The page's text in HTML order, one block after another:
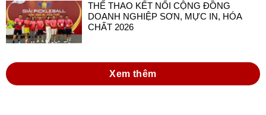
THỂ THAO KẾT NỐI CỘNG ĐỒNG
DOANH NGHIỆP SƠN, MỰC IN, HÓA
CHẤT 2026
Xem thêm